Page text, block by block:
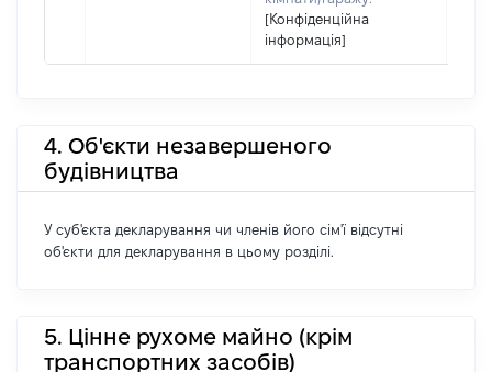
[Конфіденційна
інформація]
4. Об'єкти незавершеного
будівництва
У суб'єкта декларування чи членів його сім'ї відсутні
об'єкти для декларування в цьому розділі.
5. Цінне рухоме майно (крім
транспортних засобів)